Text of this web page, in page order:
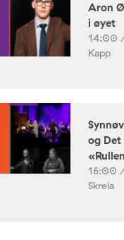
Aron
i øyet
14:00
Kapp
og Det
16:00
Skreia